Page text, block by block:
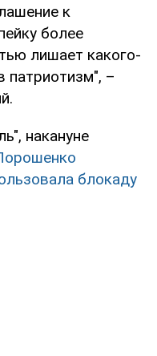
к
более
лишает какого-
патриотизм", –
накануне
блокаду